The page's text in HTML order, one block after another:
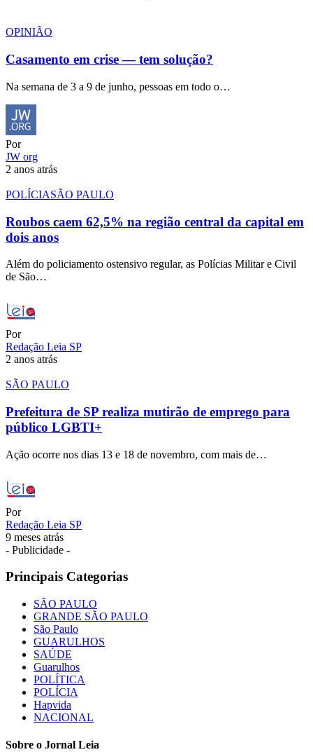
OPINIÃO
Casamento em crise — tem solução?
Na semana de 3 a 9 de junho, pessoas em todo o…
Por
JW org
2 anos atrás
POLÍCIASÃO PAULO
Roubos caem 62,5% na região central da capital em
dois anos
Além do policiamento ostensivo regular, as Polícias Militar e Civil
de São…
Por
Redação Leia SP
2 anos atrás
SÃO PAULO
Prefeitura de SP realiza mutirão de emprego para
público LGBTI+
Ação ocorre nos dias 13 e 18 de novembro, com mais de…
Por
Redação Leia SP
9 meses atrás
- Publicidade -
Principais Categorias
SÃO PAULO
GRANDE SÃO PAULO
São Paulo
GUARULHOS
SAÚDE
Guarulhos
POLÍTICA
POLÍCIA
Hapvida
NACIONAL
Sobre o Jornal Leia